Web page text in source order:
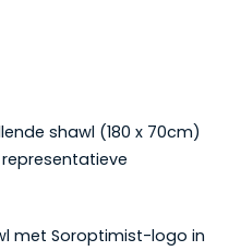
shawl (180 x 70cm)
met Soroptimist-logo in